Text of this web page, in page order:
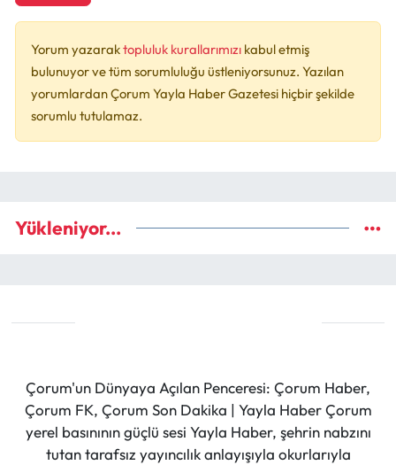
Yorum yazaraktopluluk kurallarımızı kabul etmiş
bulunuyor ve tüm sorumluluğu üstleniyorsunuz. Yazılan
yorumlardan Çorum Yayla Haber Gazetesi hiçbir şekilde
sorumlu tutulamaz.
Yükleniyor...
Çorum'un Dünyaya Açılan Penceresi: Çorum Haber,
Çorum FK, Çorum Son Dakika | Yayla Haber Çorum
yerel basınının güçlü sesi Yayla Haber, şehrin nabzını
tutan tarafsız yayıncılık anlayışıyla okurlarıyla